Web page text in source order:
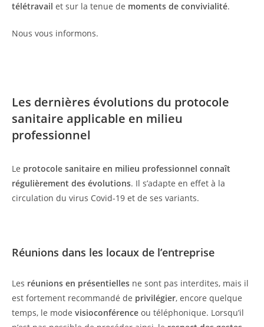
télétravail et sur la tenue de moments de convivialité.
Nous vous informons.
Les dernières évolutions du protocole
sanitaire applicable en milieu
professionnel
Le protocole sanitaire en milieu professionnel connaît
régulièrement des évolutions. Il s’adapte en effet à la
circulation du virus Covid-19 et de ses variants.
Réunions dans les locaux de l’entreprise
Les réunions en présentielles ne sont pas interdites, mais il
est fortement recommandé de privilégier, encore quelque
temps, le mode visioconférence ou téléphonique. Lorsqu’il